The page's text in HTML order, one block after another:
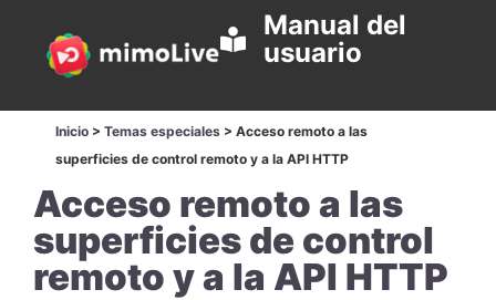
Manual del
usuario
Inicio > Temas especiales > Acceso remoto a las
superficies de control remoto y a la API HTTP
Acceso remoto a las
superficies de control
remoto y a la API HTTP